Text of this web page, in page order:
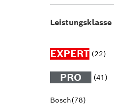
Leistungsklasse
EXPERT (22)
PRO (41)
Bosch(78)